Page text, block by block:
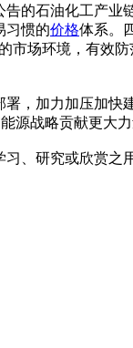
石油化工产业
习惯的价格体系。
场环境，有效
，加力加压加
源战略贡献更大力
、研究或欣赏